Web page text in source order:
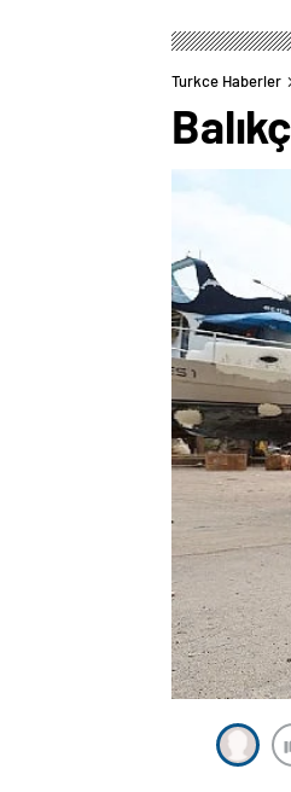
Turkce Haberler